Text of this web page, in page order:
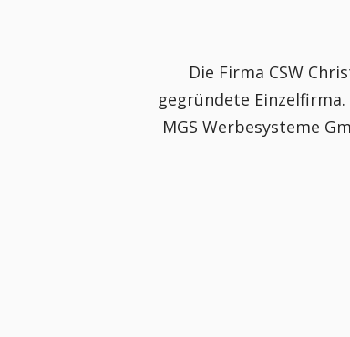
Die Firma CSW
gegründete
MGS Werbesysteme